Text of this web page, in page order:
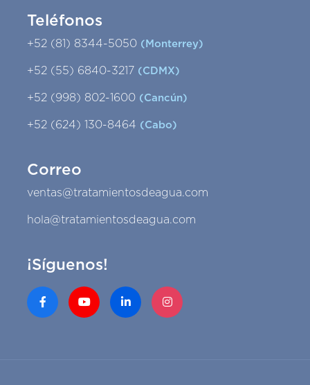
Teléfonos
+52 (81) 8344-5050 (Monterrey)
+52 (55) 6840-3217 (CDMX)
+52 (998) 802-1600 (Cancún)
+52 (624) 130-8464 (Cabo)
Correo
ventas@tratamientosdeagua.com
hola@tratamientosdeagua.com
¡Síguenos!